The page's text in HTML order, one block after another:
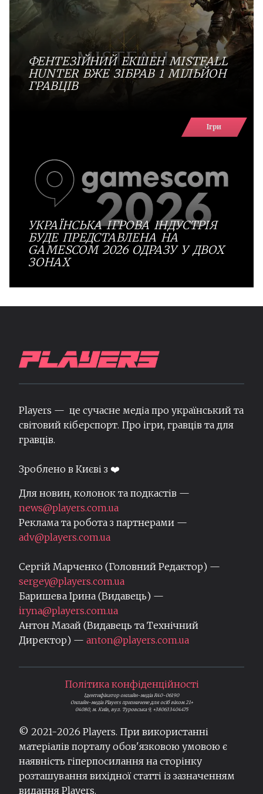
ФЕНТЕЗІЙНИЙ ЕКШЕН MISTFALL
HUNTER ВЖЕ ЗІБРАВ 1 МІЛЬЙОН
ГРАВЦІВ
Ігри
УКРАЇНСЬКА ІГРОВА ІНДУСТРІЯ
БУДЕ ПРЕДСТАВЛЕНА НА
GAMESCOM 2026 ОДРАЗУ У ДВОХ
ЗОНАХ
Players — це сучасне медіа про український та
світовий кіберспорт. Про ігри, гравців та для
гравців.
Зроблено в Києві з ❤️
Для новин, колонок та подкастів —
news@players.com.ua
Реклама та робота з партнерами —
adv@players.com.ua
Сергій Марченко (Головний Редактор) —
sergey@players.com.ua
Баришева Ірина (Видавець) —
iryna@players.com.ua
Антон Мазай (Видавець та Технічний
Директор) — anton@players.com.ua
Політика конфіденційності
Ідентифікатор онлайн-медіа R40-06190
Онлайн-медіа Players призначене для осіб віком 21+
04080, м. Київ, вул. Туровська 9, +380633404475
© 2021-2026 Players. При використанні
матеріалів порталу обов'язковою умовою є
наявність гіперпосилання на сторінку
розташування вихідної статті із зазначенням
видання Players.